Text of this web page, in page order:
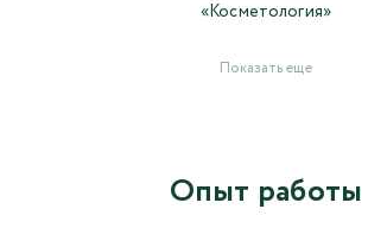
«Косметология»
Показать еще
Опыт работы